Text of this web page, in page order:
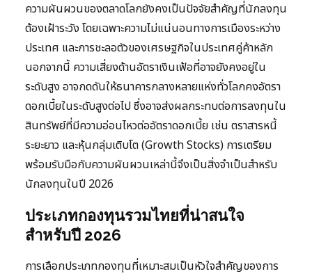
ความผันผวนของตลาดโลกยังคงเป็นปัจจัยสำคัญที่นักลงทุน
ต้องเฝ้าระวัง โดยเฉพาะความไม่แน่นอนทางการเมืองระหว่าง
ประเทศ และการชะลอตัวของเศรษฐกิจในประเทศคู่ค้าหลัก
นอกจากนี้ ความเสี่ยงด้านอัตราเงินเฟ้อที่อาจยังคงอยู่ใน
ระดับสูง อาจกดดันให้ธนาคารกลางหลายแห่งทั่วโลกคงอัตรา
ดอกเบี้ยในระดับสูงต่อไป ซึ่งอาจส่งผลกระทบต่อการลงทุนใน
สินทรัพย์ที่มีความอ่อนไหวต่ออัตราดอกเบี้ย เช่น ตราสารหนี้
ระยะยาว และหุ้นกลุ่มเติบโต (Growth Stocks) การเตรียม
พร้อมรับมือกับความผันผวนเหล่านี้จึงเป็นสิ่งจำเป็นสำหรับ
นักลงทุนในปี 2026
ประเภทกองทุนรวมไทยที่น่าสนใจ
สำหรับปี 2026
การเลือกประเภทกองทุนที่เหมาะสมเป็นหัวใจสำคัญของการ